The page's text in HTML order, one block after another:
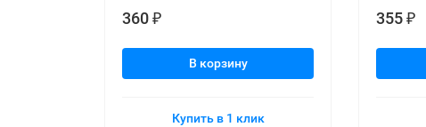
360 ₽
В корзину
Купить в 1 клик
355 ₽